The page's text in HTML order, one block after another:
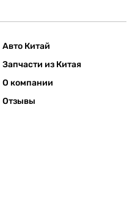
Авто Китай
Запчасти из Китая
О компании
Отзывы